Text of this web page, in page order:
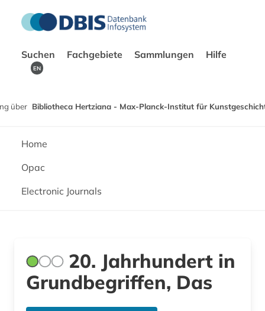
Suchen Fachgebiete Sammlungen Hilfe
EN
über Bibliotheca Hertziana - Max-Planck-Institut für
Home
Opac
Electronic Journals
20. Jahrhundert in
Grundbegriffen, Das